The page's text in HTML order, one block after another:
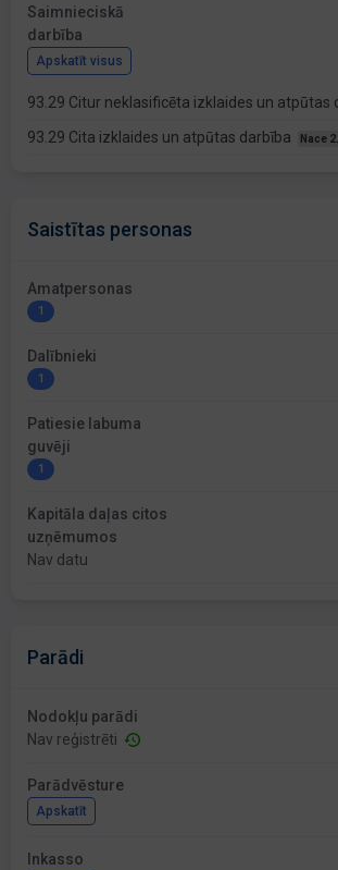
Saimnieciskā
darbība
Apskatīt visus
93.29 Citur neklasificēta izklaides un atpūtas
93.29 Cita izklaides un atpūtas darbība Nace
Saistītas personas
Amatpersonas
1
Dalībnieki
1
Patiesie labuma
guvēji
1
Kapitāla daļas citos
uzņēmumos
Nav datu
Parādi
Nodokļu parādi
Nav reģistrēti
Parādvēsture
Apskatīt
Inkasso